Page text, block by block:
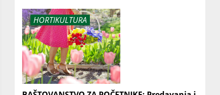
HORTIKULTURA